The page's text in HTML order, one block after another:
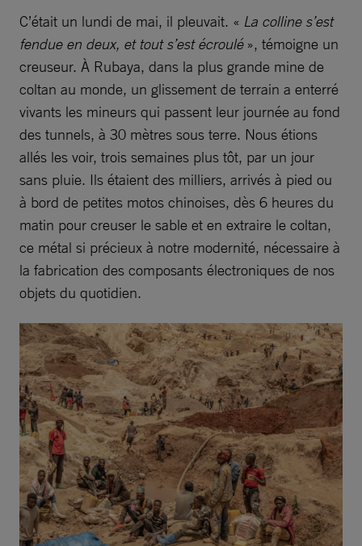
C’était un lundi de mai, il pleuvait. « La colline s’est
fendue en deux, et tout s’est écroulé », témoigne un
creuseur. À Rubaya, dans la plus grande mine de
coltan au monde, un glissement de terrain a enterré
vivants les mineurs qui passent leur journée au fond
des tunnels, à 30 mètres sous terre. Nous étions
allés les voir, trois semaines plus tôt, par un jour
sans pluie. Ils étaient des milliers, arrivés à pied ou
à bord de petites motos chinoises, dès 6 heures du
matin pour creuser le sable et en extraire le coltan,
ce métal si précieux à notre modernité, nécessaire à
la fabrication des composants électroniques de nos
objets du quotidien.